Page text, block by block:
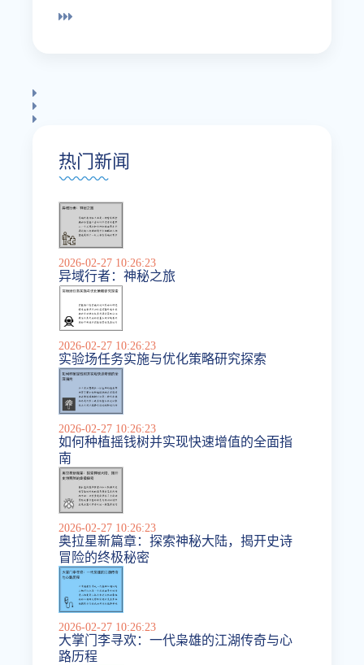
热门新闻
2026-02-27 10:26:23
异域行者：神秘之旅
2026-02-27 10:26:23
实验场任务实施与优化策略研究探索
2026-02-27 10:26:23
如何种植摇钱树并实现快速增值的全面指
南
2026-02-27 10:26:23
奥拉星新篇章：探索神秘大陆，揭开史诗
冒险的终极秘密
2026-02-27 10:26:23
大掌门李寻欢：一代枭雄的江湖传奇与心
路历程